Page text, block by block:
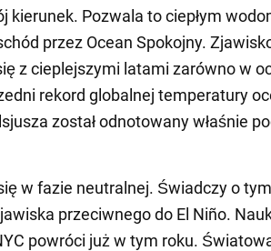
kierunek. Pozwala to ciepłym
przez Ocean Spokojny.
z cieplejszymi latami zarówno w
rekord globalnej temperatury
został odnotowany właśnie
w fazie neutralnej. Świadczy o
przeciwnego do El Niño.
powróci już w tym roku.